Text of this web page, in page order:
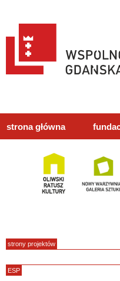
strona główna
strony projektów
ESP